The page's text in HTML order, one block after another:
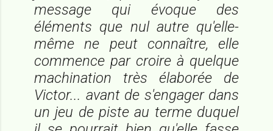
message qui évoque des
éléments que nul autre qu'elle-
même ne peut connaître, elle
commence par croire à quelque
machination très élaborée de
Victor... avant de s'engager dans
un jeu de piste au terme duquel